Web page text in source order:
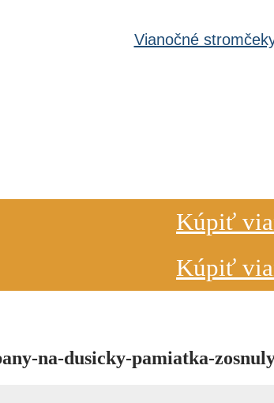
Vianočné
Kúpiť
Kúpiť
na-dusicky-pamiatka-